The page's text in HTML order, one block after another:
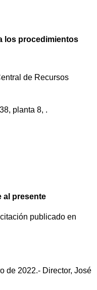
los procedimientos
de Recursos
planta 8, .
al presente
publicado en
de 2022.- Director, José